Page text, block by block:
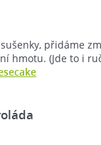
přidáme
hmotu. (Jde to i